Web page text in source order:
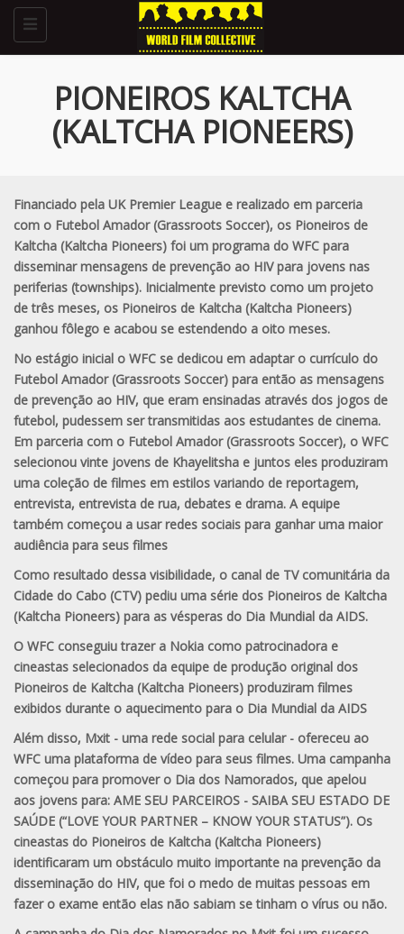
Toggle
navigation
PIONEIROS KALTCHA
(KALTCHA PIONEERS)
Financiado pela UK Premier League e realizado em parceria
com o Futebol Amador (Grassroots Soccer), os Pioneiros de
Kaltcha (Kaltcha Pioneers) foi um programa do WFC para
disseminar mensagens de prevenção ao HIV para jovens nas
periferias (townships). Inicialmente previsto como um projeto
de três meses, os Pioneiros de Kaltcha (Kaltcha Pioneers)
ganhou fôlego e acabou se estendendo a oito meses.
No estágio inicial o WFC se dedicou em adaptar o currículo do
Futebol Amador (Grassroots Soccer) para então as mensagens
de prevenção ao HIV, que eram ensinadas através dos jogos de
futebol, pudessem ser transmitidas aos estudantes de cinema.
Em parceria com o Futebol Amador (Grassroots Soccer), o WFC
selecionou vinte jovens de Khayelitsha e juntos eles produziram
uma coleção de filmes em estilos variando de reportagem,
entrevista, entrevista de rua, debates e drama. A equipe
também começou a usar redes sociais para ganhar uma maior
audiência para seus filmes
Como resultado dessa visibilidade, o canal de TV comunitária da
Cidade do Cabo (CTV) pediu uma série dos Pioneiros de Kaltcha
(Kaltcha Pioneers) para as vésperas do Dia Mundial da AIDS.
O WFC conseguiu trazer a Nokia como patrocinadora e
cineastas selecionados da equipe de produção original dos
Pioneiros de Kaltcha (Kaltcha Pioneers) produziram filmes
exibidos durante o aquecimento para o Dia Mundial da AIDS
Além disso, Mxit - uma rede social para celular - ofereceu ao
WFC uma plataforma de vídeo para seus filmes. Uma campanha
começou para promover o Dia dos Namorados, que apelou
aos jovens para: AME SEU PARCEIROS - SAIBA SEU ESTADO DE
SAÚDE (“LOVE YOUR PARTNER – KNOW YOUR STATUS”). Os
cineastas do Pioneiros de Kaltcha (Kaltcha Pioneers)
identificaram um obstáculo muito importante na prevenção da
disseminação do HIV, que foi o medo de muitas pessoas em
fazer o exame então elas não sabiam se tinham o vírus ou não.